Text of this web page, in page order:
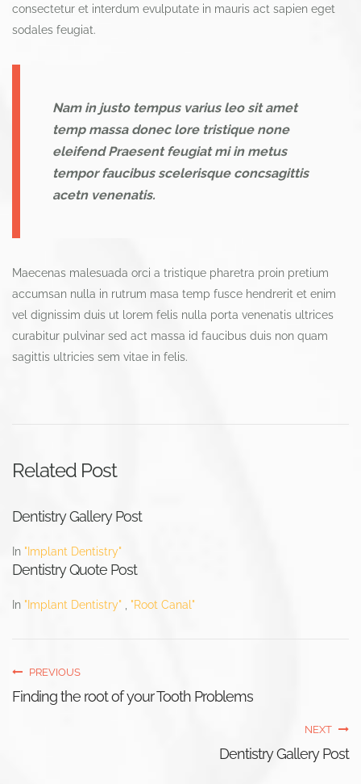
consectetur et interdum evulputate in mauris act sapien eget
sodales feugiat.
Nam in justo tempus varius leo sit amet
temp massa donec lore tristique none
eleifend Praesent feugiat mi in metus
tempor faucibus scelerisque concsagittis
acetn venenatis.
Maecenas malesuada orci a tristique pharetra proin pretium
accumsan nulla in rutrum masa temp fusce hendrerit et enim
vel dignissim duis ut lorem felis nulla porta venenatis ultrices
curabitur pulvinar sed act massa id faucibus duis non quam
sagittis ultricies sem vitae in felis.
Related Post
Dentistry Gallery Post
In "Implant Dentistry"
Dentistry Quote Post
In "Implant Dentistry" "Root Canal"
PREVIOUS
Finding the root of your Tooth Problems
NEXT
Dentistry Gallery Post